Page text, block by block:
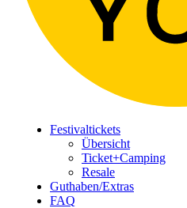
Festivaltickets
Übersicht
Ticket+Camping
Resale
Guthaben/Extras
FAQ